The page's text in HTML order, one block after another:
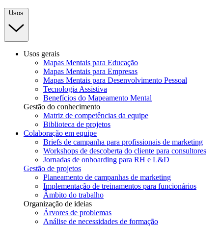
Usos
Usos gerais
Mapas Mentais para Educação
Mapas Mentais para Empresas
Mapas Mentais para Desenvolvimento Pessoal
Tecnologia Assistiva
Benefícios do Mapeamento Mental
Gestão do conhecimento
Matriz de competências da equipe
Biblioteca de projetos
Colaboração em equipe
Briefs de campanha para profissionais de marketing
Workshops de descoberta do cliente para consultores
Jornadas de onboarding para RH e L&D
Gestão de projetos
Planeamento de campanhas de marketing
Implementação de treinamentos para funcionários
Âmbito do trabalho
Organização de ideias
Árvores de problemas
Análise de necessidades de formação